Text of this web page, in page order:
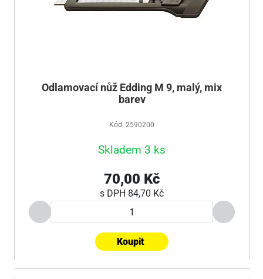
Odlamovací nůž Edding M 9, malý, mix
barev
Kód: 2590200
Skladem 3 ks
70,00 Kč
s DPH 84,70 Kč
Koupit